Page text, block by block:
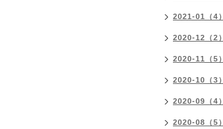
2021-01（4）
2020-12（2）
2020-11（5）
2020-10（3）
2020-09（4）
2020-08（5）